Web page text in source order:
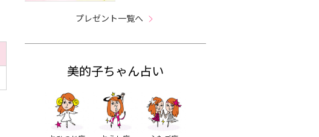
プレゼント一覧へ
美的子ちゃん占い